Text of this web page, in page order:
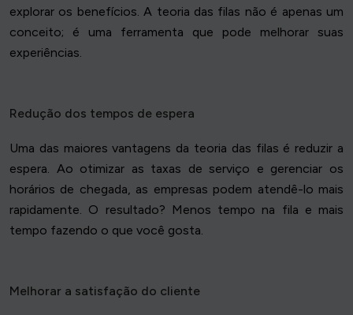
explorar os benefícios. A teoria das filas não é apenas um
conceito; é uma ferramenta que pode melhorar suas
experiências.
Redução dos tempos de espera
Uma das maiores vantagens da teoria das filas é reduzir a
espera. Ao otimizar as taxas de serviço e gerenciar os
horários de chegada, as empresas podem atendê-lo mais
rapidamente. O resultado? Menos tempo na fila e mais
tempo fazendo o que você gosta.
Melhorar a satisfação do cliente